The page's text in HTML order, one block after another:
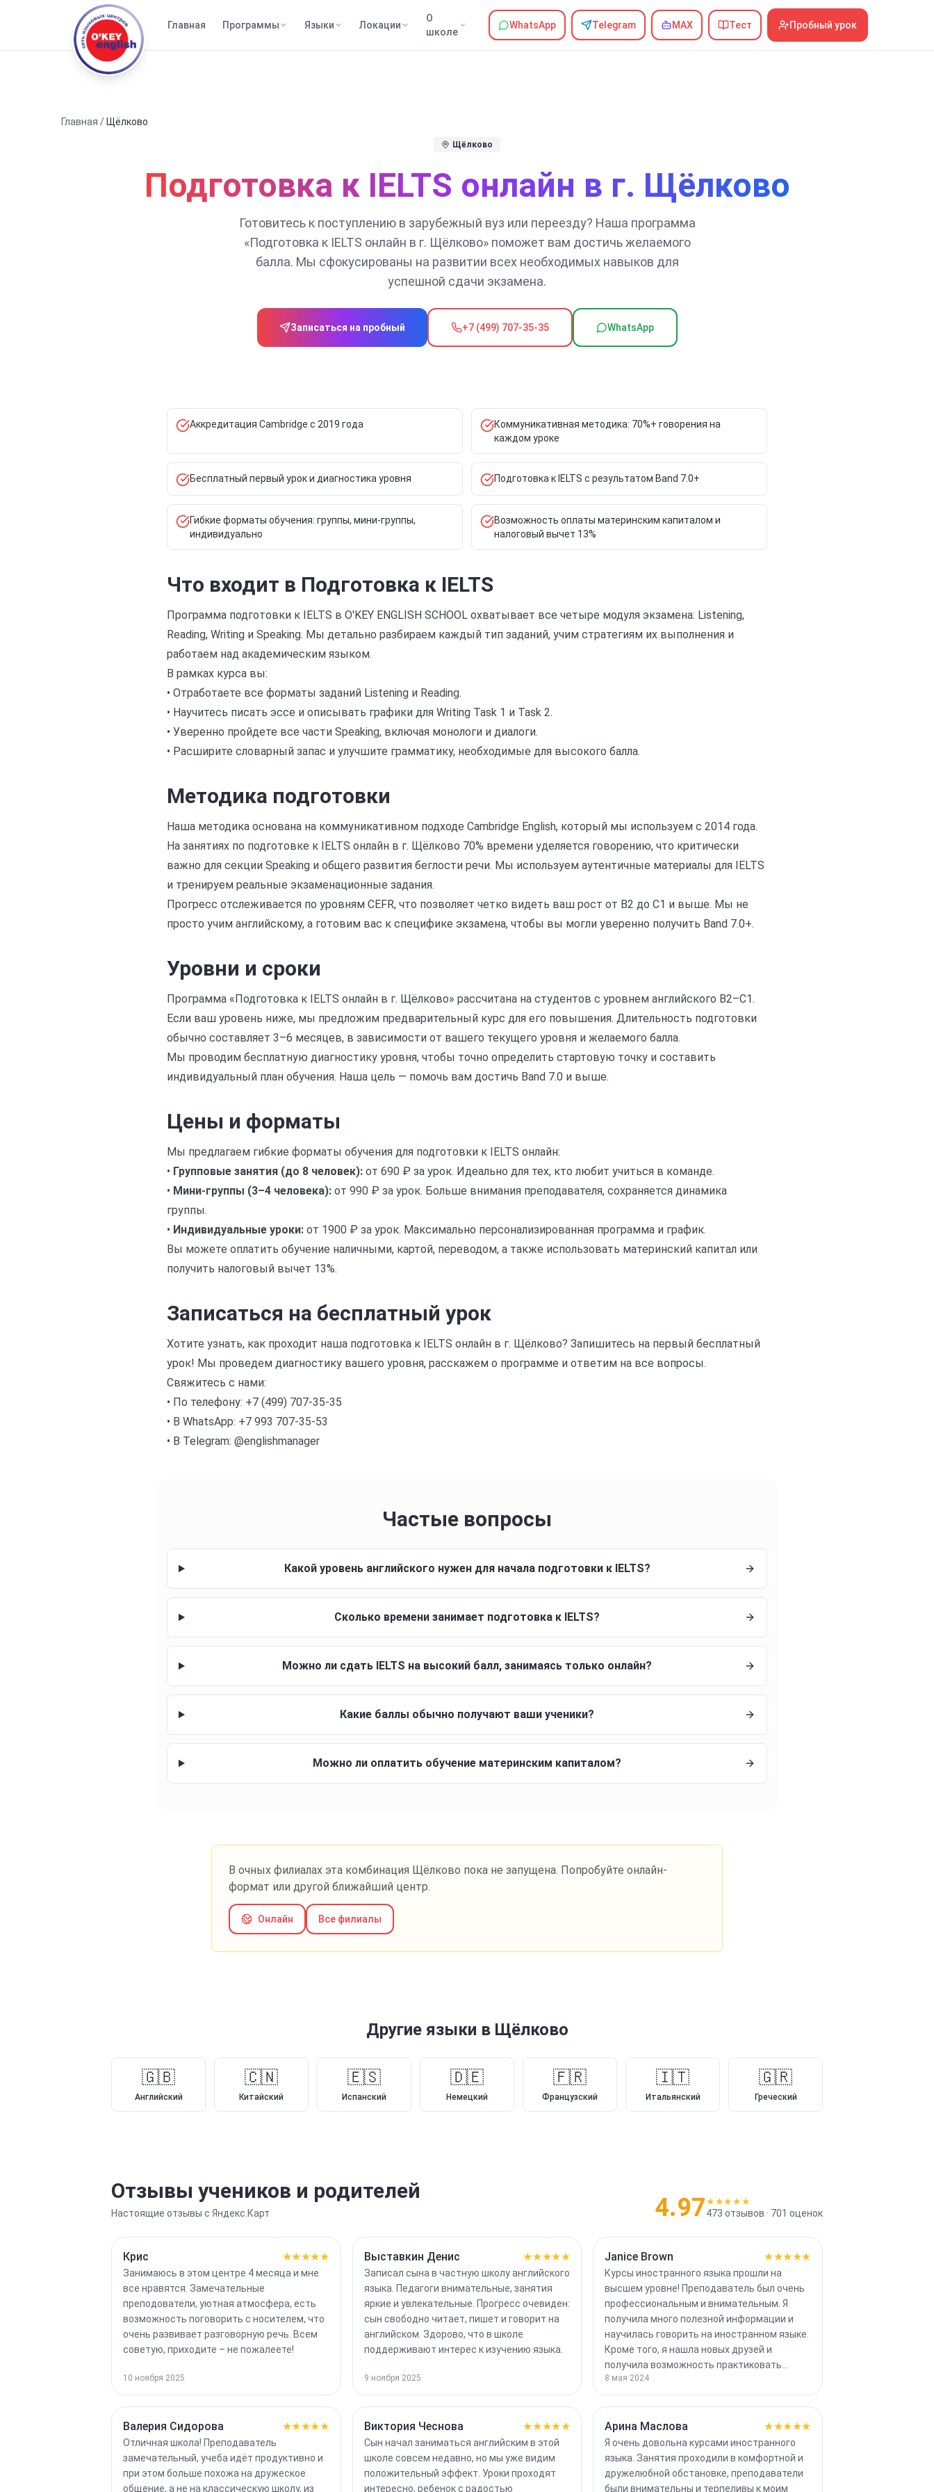
Главная Программы Языки Локации
О
школе
WhatsApp Telegram MAX Тест Пробный урок
Главная / Щёлково
Щёлково
Подготовка к IELTS онлайн в г. Щёлково
Готовитесь к поступлению в зарубежный вуз или переезду? Наша программа
«Подготовка к IELTS онлайн в г. Щёлково» поможет вам достичь желаемого
балла. Мы сфокусированы на развитии всех необходимых навыков для
успешной сдачи экзамена.
Записаться на пробный +7 (499) 707-35-35 WhatsApp
Аккредитация Cambridge с 2019 года
Коммуникативная методика: 70%+ говорения на
каждом уроке
Бесплатный первый урок и диагностика уровня Подготовка к IELTS с результатом Band 7.0+
Гибкие форматы обучения: группы, мини-группы,
индивидуально
Возможность оплаты материнским капиталом и
налоговый вычет 13%
Что входит в Подготовка к IELTS
Программа подготовки к IELTS в O'KEY ENGLISH SCHOOL охватывает все четыре модуля экзамена: Listening,
Reading, Writing и Speaking. Мы детально разбираем каждый тип заданий, учим стратегиям их выполнения и
работаем над академическим языком.
В рамках курса вы:
• Отработаете все форматы заданий Listening и Reading.
• Научитесь писать эссе и описывать графики для Writing Task 1 и Task 2.
• Уверенно пройдете все части Speaking, включая монологи и диалоги.
• Расширите словарный запас и улучшите грамматику, необходимые для высокого балла.
Методика подготовки
Наша методика основана на коммуникативном подходе Cambridge English, который мы используем с 2014 года.
На занятиях по подготовке к IELTS онлайн в г. Щёлково 70% времени уделяется говорению, что критически
важно для секции Speaking и общего развития беглости речи. Мы используем аутентичные материалы для IELTS
и тренируем реальные экзаменационные задания.
Прогресс отслеживается по уровням CEFR, что позволяет четко видеть ваш рост от B2 до C1 и выше. Мы не
просто учим английскому, а готовим вас к специфике экзамена, чтобы вы могли уверенно получить Band 7.0+.
Уровни и сроки
Программа «Подготовка к IELTS онлайн в г. Щёлково» рассчитана на студентов с уровнем английского B2–C1.
Если ваш уровень ниже, мы предложим предварительный курс для его повышения. Длительность подготовки
обычно составляет 3–6 месяцев, в зависимости от вашего текущего уровня и желаемого балла.
Мы проводим бесплатную диагностику уровня, чтобы точно определить стартовую точку и составить
индивидуальный план обучения. Наша цель — помочь вам достичь Band 7.0 и выше.
Цены и форматы
Мы предлагаем гибкие форматы обучения для подготовки к IELTS онлайн:
• Групповые занятия (до 8 человек): от 690 ₽ за урок. Идеально для тех, кто любит учиться в команде.
• Мини-группы (3–4 человека): от 990 ₽ за урок. Больше внимания преподавателя, сохраняется динамика
группы.
• Индивидуальные уроки: от 1900 ₽ за урок. Максимально персонализированная программа и график.
Вы можете оплатить обучение наличными, картой, переводом, а также использовать материнский капитал или
получить налоговый вычет 13%.
Записаться на бесплатный урок
Хотите узнать, как проходит наша подготовка к IELTS онлайн в г. Щёлково? Запишитесь на первый бесплатный
урок! Мы проведем диагностику вашего уровня, расскажем о программе и ответим на все вопросы.
Свяжитесь с нами:
• По телефону: +7 (499) 707-35-35
• В WhatsApp: +7 993 707-35-53
• В Telegram: @englishmanager
Частые вопросы
Какой уровень английского нужен для начала подготовки к IELTS?
Сколько времени занимает подготовка к IELTS?
Можно ли сдать IELTS на высокий балл, занимаясь только онлайн?
Какие баллы обычно получают ваши ученики?
Можно ли оплатить обучение материнским капиталом?
В очных филиалах эта комбинация Щёлково пока не запущена. Попробуйте онлайн-
формат или другой ближайший центр.
Онлайн Все филиалы
Другие языки в Щёлково
🇬🇧
Английский
🇨🇳
Китайский
🇪🇸
Испанский
🇩🇪
Немецкий
🇫🇷
Французский
🇮🇹
Итальянский
🇬🇷
Греческий
Отзывы учеников и родителей
Настоящие отзывы с Яндекс.Карт 4.97★★★★★
473 отзывов · 701 оценок
Крис ★★★★★
Занимаюсь в этом центре 4 месяца и мне
все нравятся. Замечательные
преподователи, уютная атмосфера, есть
возможность поговорить с носителем, что
очень развивает разговорную речь. Всем
советую, приходите – не пожалеете!
10 ноября 2025
Выставкин Денис ★★★★★
Записал сына в частную школу английского
языка. Педагоги внимательные, занятия
яркие и увлекательные. Прогресс очевиден:
сын свободно читает, пишет и говорит на
английском. Здорово, что в школе
поддерживают интерес к изучению языка.
9 ноября 2025
Janice Brown ★★★★★
Курсы иностранного языка прошли на
высшем уровне! Преподаватель был очень
профессиональным и внимательным. Я
получила много полезной информации и
научилась говорить на иностранном языке.
Кроме того, я нашла новых друзей и
получила возможность практиковать…
8 мая 2024
Валерия Сидорова ★★★★★
Отличная школа! Преподаватель
замечательный, учеба идёт продуктивно и
при этом больше похожа на дружеское
общение, а не на классическую школу, из
Виктория Чеснова ★★★★★
Сын начал заниматься английским в этой
школе совсем недавно, но мы уже видим
положительный эффект. Уроки проходят
интересно, ребенок с радостью
Арина Маслова ★★★★★
Я очень довольна курсами иностранного
языка. Занятия проходили в комфортной и
дружелюбной обстановке, преподаватели
были внимательны и терпеливы к моим